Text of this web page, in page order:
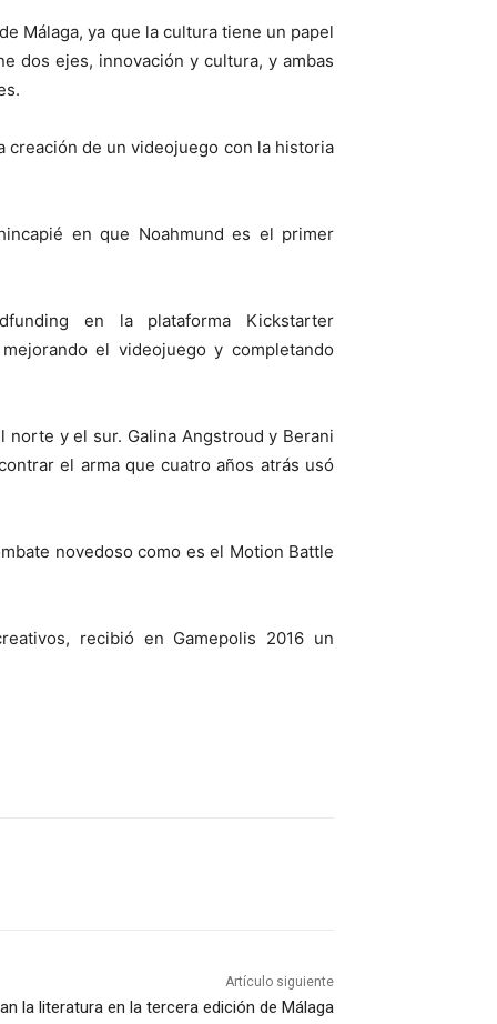
Málaga, ya que la cultura tiene un papel
dos ejes, innovación y cultura, y ambas
creación de un videojuego con la historia
en que Noahmund es el primer
en la plataforma Kickstarter
el videojuego y completando
y el sur. Galina Angstroud y Berani
el arma que cuatro años atrás usó
novedoso como es el Motion Battle
recibió en Gamepolis 2016 un
Artículo siguiente
la literatura en la tercera edición de Málaga